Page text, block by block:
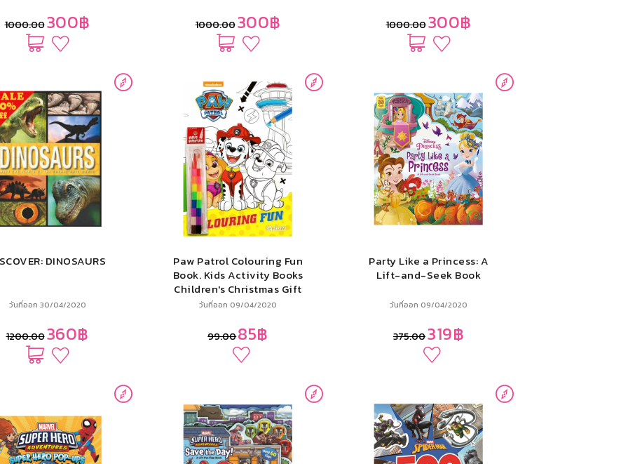
1000.00300฿ 1000.00300฿ 1000.00300฿
DINOSAURS
วันที่ออก 30/04/2020
1200.00360฿
Paw Patrol Colouring Fun
Book. Kids Activity Books
Children's Christmas Gift
+ ดินสอสีต่อไส้
วันที่ออก 09/04/2020
99.0085฿
Party Like a Princess: A
Lift-and-Seek Book
วันที่ออก 09/04/2020
375.00319฿